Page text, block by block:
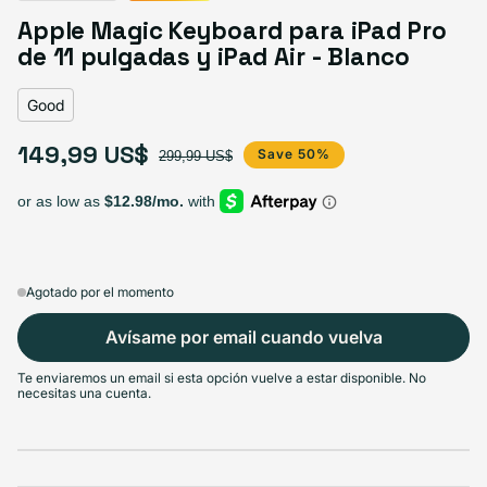
Good
Agotado
Variante agotada o no disponible
Great
Agotado
MOST POPULAR
Variante agotada o no disponible
Excellent
Agotado
Apple Magic Keyboard para iPad Pro
de 11 pulgadas y iPad Air - Blanco
Good
Precio de oferta
149,99 US$
Precio habitual 299,99 US$ Save 50%
Agotado por el momento
Avísame por email cuando vuelva
Te enviaremos un email si esta opción vuelve a estar disponible. No
necesitas una cuenta.